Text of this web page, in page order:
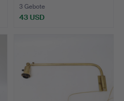
3 Gebote
43 USD